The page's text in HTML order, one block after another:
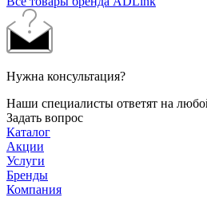
Нужна консультация?
Наши специалисты ответят на
Задать вопрос
Каталог
Акции
Услуги
Бренды
Компания